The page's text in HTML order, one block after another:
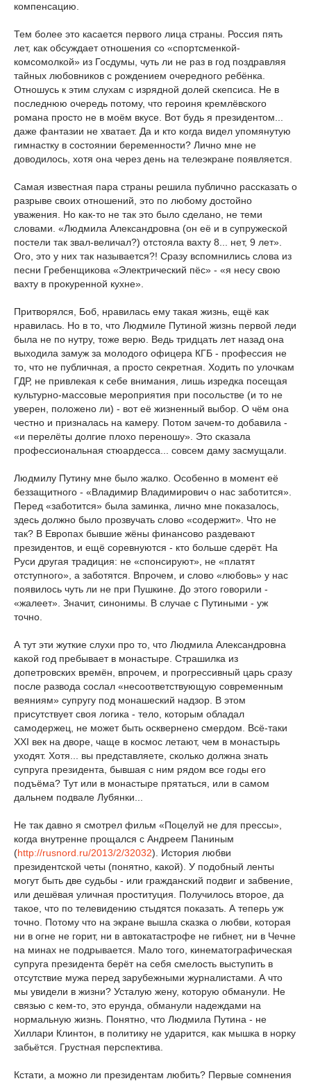
компенсацию.
Тем более это касается первого лица страны. Россия пять
лет, как обсуждает отношения со «спортсменкой-
комсомолкой» из Госдумы, чуть ли не раз в год поздравляя
тайных любовников с рождением очередного ребёнка.
Отношусь к этим слухам с изрядной долей скепсиса. Не в
последнюю очередь потому, что героиня кремлёвского
романа просто не в моём вкусе. Вот будь я президентом...
даже фантазии не хватает. Да и кто когда видел упомянутую
гимнастку в состоянии беременности? Лично мне не
доводилось, хотя она через день на телеэкране появляется.
Самая известная пара страны решила публично рассказать о
разрыве своих отношений, это по любому достойно
уважения. Но как-то не так это было сделано, не теми
словами. «Людмила Александровна (он её и в супружеской
постели так звал-величал?) отстояла вахту 8... нет, 9 лет».
Ого, это у них так называется?! Сразу вспомнились слова из
песни Гребенщикова «Электрический пёс» - «я несу свою
вахту в прокуренной кухне».
Притворялся, Боб, нравилась ему такая жизнь, ещё как
нравилась. Но в то, что Людмиле Путиной жизнь первой леди
была не по нутру, тоже верю. Ведь тридцать лет назад она
выходила замуж за молодого офицера КГБ - профессия не
то, что не публичная, а просто секретная. Ходить по улочкам
ГДР, не привлекая к себе внимания, лишь изредка посещая
культурно-массовые мероприятия при посольстве (и то не
уверен, положено ли) - вот её жизненный выбор. О чём она
честно и призналась на камеру. Потом зачем-то добавила -
«и перелёты долгие плохо переношу». Это сказала
профессиональная стюардесса... совсем даму засмущали.
Людмилу Путину мне было жалко. Особенно в момент её
беззащитного - «Владимир Владимирович о нас заботится».
Перед «заботится» была заминка, лично мне показалось,
здесь должно было прозвучать слово «содержит». Что не
так? В Европах бывшие жёны финансово раздевают
президентов, и ещё соревнуются - кто больше сдерёт. На
Руси другая традиция: не «спонсируют», не «платят
отступного», а заботятся. Впрочем, и слово «любовь» у нас
появилось чуть ли не при Пушкине. До этого говорили -
«жалеет». Значит, синонимы. В случае с Путиными - уж
точно.
А тут эти жуткие слухи про то, что Людмила Александровна
какой год пребывает в монастыре. Страшилка из
допетровских времён, впрочем, и прогрессивный царь сразу
после развода сослал «несоответствующую современным
веяниям» супругу под монашеский надзор. В этом
присутствует своя логика - тело, которым обладал
самодержец, не может быть осквернено смердом. Всё-таки
XXI век на дворе, чаще в космос летают, чем в монастырь
уходят. Хотя... вы представляете, сколько должна знать
супруга президента, бывшая с ним рядом все годы его
подъёма? Тут или в монастыре прятаться, или в самом
дальнем подвале Лубянки...
Не так давно я смотрел фильм «Поцелуй не для прессы»,
когда внутренне прощался с Андреем Паниным
(http://rusnord.ru/2013/2/32032). История любви
президентской четы (понятно, какой). У подобный ленты
могут быть две судьбы - или гражданский подвиг и забвение,
или дешёвая уличная проституция. Получилось второе, да
такое, что по телевидению стыдятся показать. А теперь уж
точно. Потому что на экране вышла сказка о любви, которая
ни в огне не горит, ни в автокатастрофе не гибнет, ни в Чечне
на минах не подрывается. Мало того, кинематографическая
супруга президента берёт на себя смелость выступить в
отсутствие мужа перед зарубежными журналистами. А что
мы увидели в жизни? Усталую жену, которую обманули. Не
связью с кем-то, это ерунда, обманули надеждами на
нормальную жизнь. Понятно, что Людмила Путина - не
Хиллари Клинтон, в политику не ударится, как мышка в норку
забьётся. Грустная перспектива.
Кстати, а можно ли президентам любить? Первые сомнения